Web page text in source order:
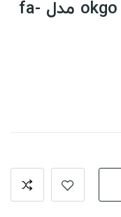
لامپ سرپیچی چند حالته okgo مدل fa-